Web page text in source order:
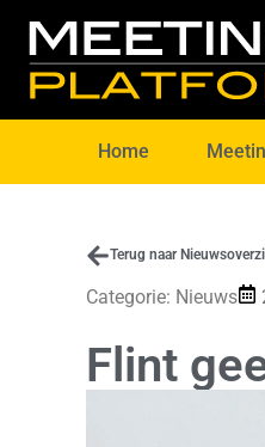
Home
Terug naar
Categorie: Nieuws
Flint